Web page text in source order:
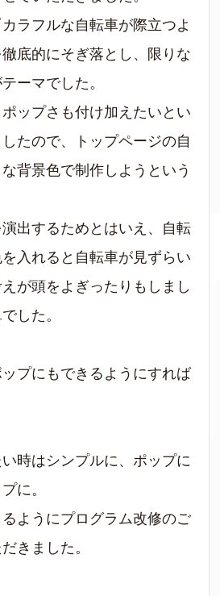
ラフルな自転車が際立つよ
底的にそぎ落とし、限りな
ーマでした。
ップさも付け加えたいとい
たので、トップページの自
背景色で制作しようという
出するためとはいえ、自転
入れると自転車が見ずらい
が頭をよぎったりもしまし
した。
ップにもできるようにすれば
時はシンプルに、ポップに
に。
ようにプログラム改修のご
きました。